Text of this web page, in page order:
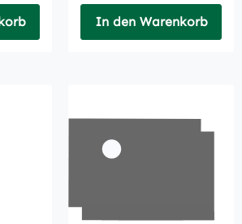
In den Warenkorb